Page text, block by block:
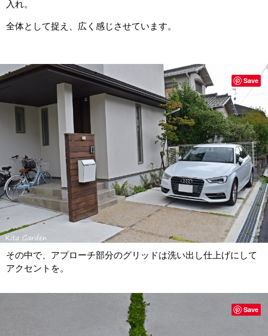
入れ。
全体として捉え、広く感じさせています。
その中で、アプローチ部分のグリッドは洗い出し仕上げにして
アクセントを。
Save
Save